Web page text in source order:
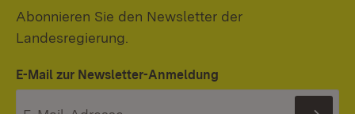
Abonnieren Sie den Newsletter der
Landesregierung.
E-Mail zur Newsletter-Anmeldung